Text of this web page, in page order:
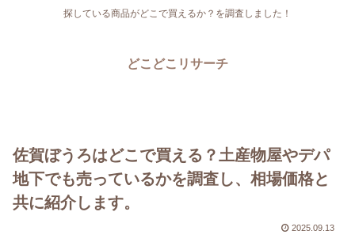
探している商品がどこで買えるか？を調査しました！
どこどこリサーチ
佐賀ぼうろはどこで買える？土産物屋やデパ
地下でも売っているかを調査し、相場価格と
共に紹介します。
2025.09.13